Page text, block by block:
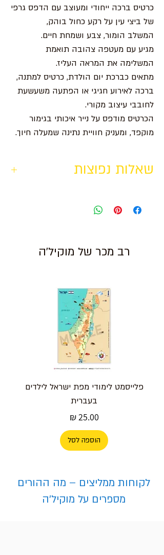
כרטיס ברכה ייחודי ומעוצב עם הדפס גרפי
של ביצי עין על רקע כחול בוהק,
המשלב הומור, צבע ושמחת חיים.
מגיע עם מעטפה צהובה תואמת
המשלימה את המראה העליז.
מתאים כברכת יום הולדת, כרטיס למתנה,
ברכה לאירוע חגיגי או הפתעה משעשעת
לחובבי עיצוב מקורי.
הכרטיס מודפס על נייר איכותי בגימור
מוקפד, ומעניק חוויית נתינה שמעלה חיוך.
שאלות נפוצות
כן, הכרטיס מגיע עם מעטפה כחולה
גודל סטנדרטי נוח לכתיבה ולשילוח
האם הכרטיס מתאים לכל סוג עט?
כן, ניתן לכתוב עליו בעט כדורי, ג'ל,
עיפרון או טוש עדין.
לאיזה אירועים הוא מתאים?
לכל אירוע – יומולדת, חג, ברכה
לחבר או בן משפחה, או מחווה
רב מכר של מוקיל'ה
פלייסמט לימודי מפת ישראל לילדים
בעברית
מחיר
הוספה לסל
לקוחות ממליצים – מה ההורים
מספרים על מוקיל'ה